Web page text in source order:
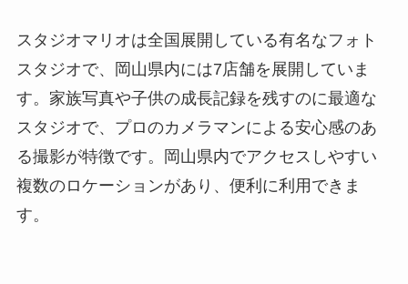
スタジオマリオは全国展開している有名なフォト
スタジオで、岡山県内には7店舗を展開していま
す。家族写真や子供の成長記録を残すのに最適な
スタジオで、プロのカメラマンによる安心感のあ
る撮影が特徴です。岡山県内でアクセスしやすい
複数のロケーションがあり、便利に利用できま
す。